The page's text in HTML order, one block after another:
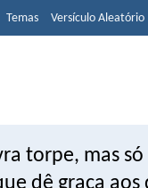
Temas Versículo Aleatório
torpe, mas
dê graça aos